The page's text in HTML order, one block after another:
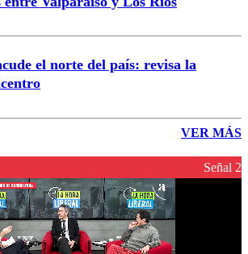
el norte del país: revisa la
VER MÁS
Señal 2